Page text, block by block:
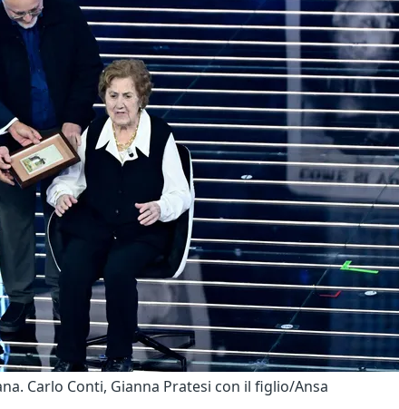
Carlo Conti, Gianna Pratesi con il figlio/Ansa